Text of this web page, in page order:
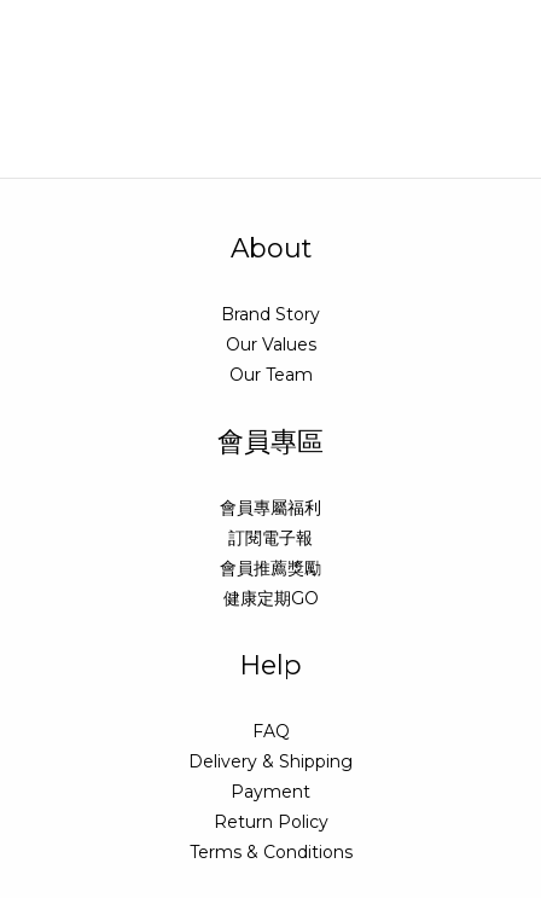
About
Brand Story
Our Values
Our Team
會員專區
會員專屬福利
訂閱電子報
會員推薦獎勵
健康定期GO
Help
FAQ
Delivery & Shipping
Payment
Return Policy
Terms & Conditions